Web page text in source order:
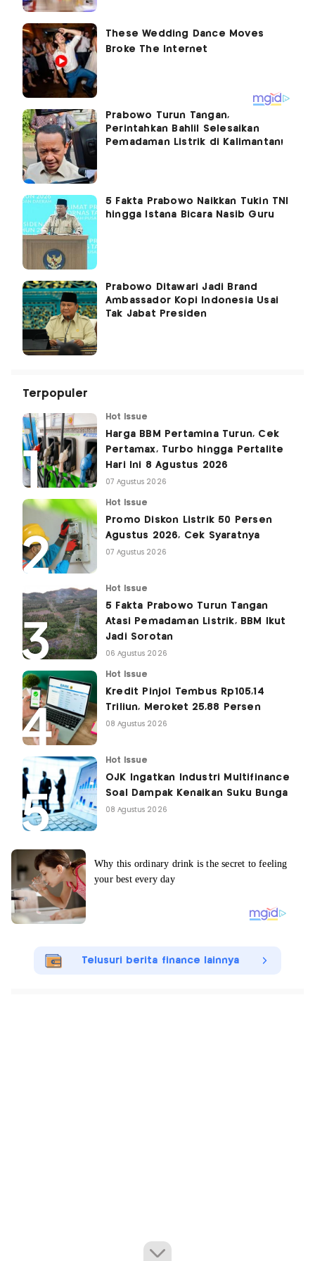
Prabowo Turun Tangan,
Perintahkan Bahlil Selesaikan
Pemadaman Listrik di Kalimantan!
5 Fakta Prabowo Naikkan Tukin TNI
hingga Istana Bicara Nasib Guru
Prabowo Ditawari Jadi Brand
Ambassador Kopi Indonesia Usai
Tak Jabat Presiden
Terpopuler
Hot Issue
Harga BBM Pertamina Turun, Cek
Pertamax, Turbo hingga Pertalite
Hari Ini 8 Agustus 2026
07 Agustus 2026
Hot Issue
Promo Diskon Listrik 50 Persen
Agustus 2026, Cek Syaratnya
07 Agustus 2026
Hot Issue
5 Fakta Prabowo Turun Tangan
Atasi Pemadaman Listrik, BBM Ikut
Jadi Sorotan
06 Agustus 2026
Hot Issue
Kredit Pinjol Tembus Rp105,14
Triliun, Meroket 25,88 Persen
08 Agustus 2026
Hot Issue
OJK Ingatkan Industri Multifinance
Soal Dampak Kenaikan Suku Bunga
08 Agustus 2026
Telusuri berita finance lainnya